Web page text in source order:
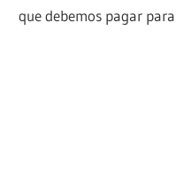
que debemos pagar